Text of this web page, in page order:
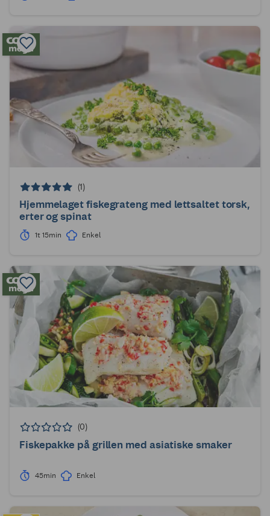
(1)
Hjemmelaget fiskegrateng med lettsaltet torsk,
erter og spinat
1t 15min Enkel
(0)
Fiskepakke på grillen med asiatiske smaker
45min Enkel